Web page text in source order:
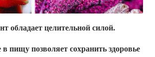
обладает целительной силой.
в пищу позволяет сохранить здоровье